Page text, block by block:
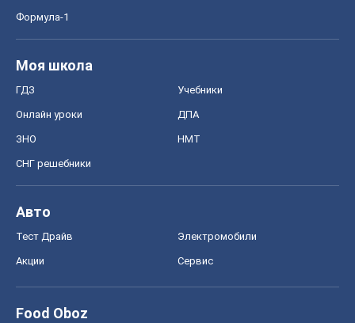
Формула-1
Моя школа
ГДЗ Учебники
Онлайн уроки ДПА
ЗНО НМТ
СНГ решебники
Авто
Тест Драйв Электромобили
Акции Сервис
Food Oboz